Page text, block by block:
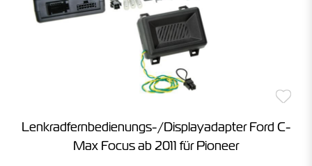
Lenkradfernbedienungs-/Displayadapter Ford C-
Max Focus ab 2011 für Pioneer